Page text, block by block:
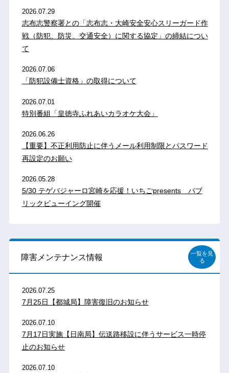
2026.07.29
志布志警察署との「志布志・大崎安全安心スリーガード作
戦（防犯、防災、交通安全）に関する協定」の締結につい
て
2026.07.06
「防犯設備士資格」の取得について
2026.07.01
特別番組「皇徳寺ふれあいカラオケ大会」
2026.06.26
【重要】不正利用防止に伴うメール利用制限とパスワード
再設定のお願い
2026.05.28
5/30 テゲバジャーロ宮崎を応援！いちごpresents パブ
リックビューイング開催
障害メンテナンス情報
一覧を見
る
2026.07.25
7月25日【都城局】障害復旧のお知らせ
2026.07.10
7月17日実施【日南局】伝送路移設に伴うサービス一時停
止のお知らせ
2026.07.10